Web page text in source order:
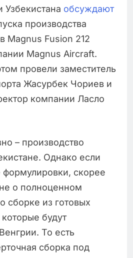
Узбекистана обсуждают
производства
Magnus Fusion 212
Magnus Aircraft.
провели заместитель
Жасурбек Чориев и
компании Ласло
– производство
Однако если
формулировки, скорее
о полноценном
сборке из готовых
будут
То есть
сборка под